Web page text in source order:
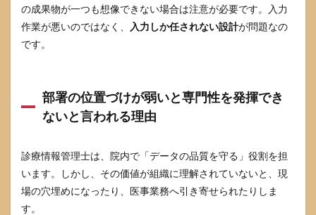
回
より
す」
4.3
トは
「手
当」
では
の成果物が一つも想像できない場合は注意が必要です。入力
作業が悪いのではなく、
入力しか任されない設計が問題なの
です。
部署の位置づけが弱いと専門性を発揮でき
ないと言われる理由
診療情報管理士は、院内で「データの品質を守る」役割を担
います。しかし、その価値が組織に理解されていないと、現
場の穴埋めになったり、医事業務へ引き寄せられたりしま
す。